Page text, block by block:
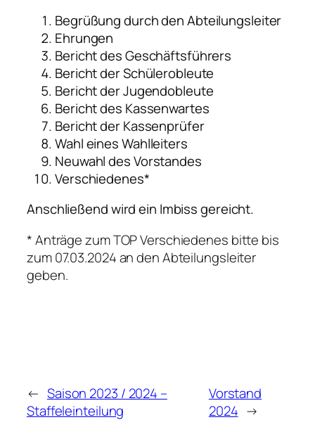
Begrüßung durch den Abteilungsleiter
Ehrungen
Bericht des Geschäftsführers
Bericht der Schülerobleute
Bericht der Jugendobleute
Bericht des Kassenwartes
Bericht der Kassenprüfer
Wahl eines Wahlleiters
Neuwahl des Vorstandes
Verschiedenes*
Anschließend wird ein Imbiss gereicht.
* Anträge zum TOP Verschiedenes bitte bis
zum 07.03.2024 an den Abteilungsleiter
geben.
← Saison 2023 / 2024 –
Staffeleinteilung
Vorstand
2024 →